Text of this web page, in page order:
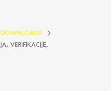
DOWNLOADS
VERIFIKACIJE,